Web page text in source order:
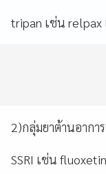
tripan เช่น relpax
2)กลุ่มยาต้านอากา
SSRI เช่น